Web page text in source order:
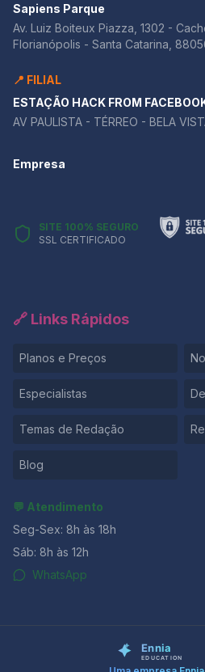
Sapiens Parque
Av. Luiz Boiteux Piazza, 1302 -
Florianópolis - Santa Catarina,
📍 FILIAL
ESTAÇÃO HACK FROM
AV PAULISTA - TÉRREO - BELA
Empresa
SITE 100% SEGURO
SSL CERTIFICADO
🔗 Links Rápidos
Planos e Preços
Especialistas
Temas de Redação
Blog
💬 Atendimento
Seg-Sex: 8h às 18h
Sáb: 8h às 12h
WhatsApp